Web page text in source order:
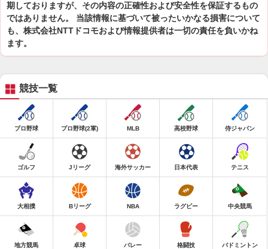
期しておりますが、その内容の正確性および安全性を保証するもの
ではありません。 当該情報に基づいて被ったいかなる損害について
も、株式会社NTTドコモおよび情報提供者は一切の責任を負いかね
ます。
競技一覧
プロ野球 プロ野球(2軍) MLB 高校野球 侍ジャパン
ゴルフ Jリーグ 海外サッカー 日本代表 テニス
大相撲 Bリーグ NBA ラグビー 中央競馬
地方競馬 卓球 バレー 格闘技 バドミントン